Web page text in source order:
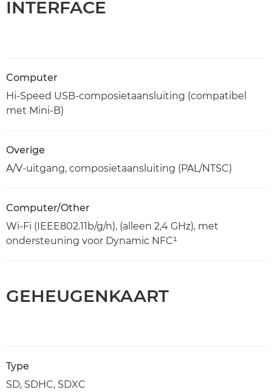
INTERFACE
Computer
Hi-Speed USB-composietaansluiting (compatibel
met Mini-B)
Overige
A/V-uitgang, composietaansluiting (PAL/NTSC)
Computer/Other
Wi-Fi (IEEE802.11b/g/n), (alleen 2,4 GHz), met
ondersteuning voor Dynamic NFC¹
GEHEUGENKAART
Type
SD, SDHC, SDXC